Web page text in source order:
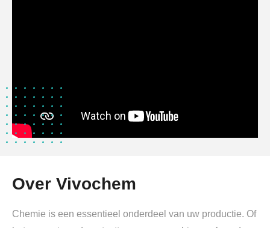
Over Vivochem
Chemie is een essentieel onderdeel van uw productie. Of